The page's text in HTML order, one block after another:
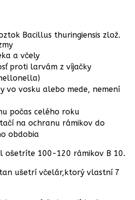
Bacillus thuringiensis zlož.
a včely
proti larvám z víjačky
vo vosku alebo mede, nemení
počas celého roku
na ochranu rámikov do
obdobia
ošetríte 100-120 rámikov B 10.
ušetrí včelár,ktorý vlastní 7